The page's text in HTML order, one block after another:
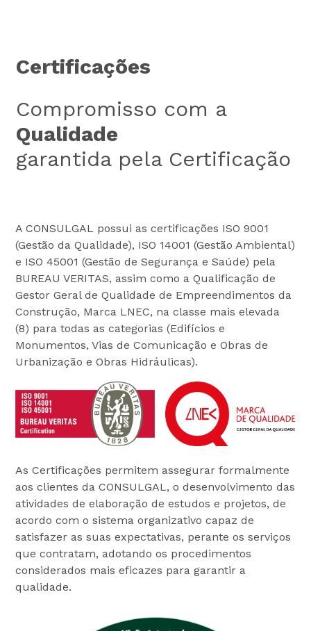
Certificações
Compromisso com a
Qualidade
garantida pela Certificação
A CONSULGAL possui as certificações ISO 9001
(Gestão da Qualidade), ISO 14001 (Gestão Ambiental)
e ISO 45001 (Gestão de Segurança e Saúde) pela
BUREAU VERITAS, assim como a Qualificação de
Gestor Geral de Qualidade de Empreendimentos da
Construção, Marca LNEC, na classe mais elevada
(8) para todas as categorias (Edifícios e
Monumentos, Vias de Comunicação e Obras de
Urbanização e Obras Hidráulicas).
As Certificações permitem assegurar formalmente
aos clientes da CONSULGAL, o desenvolvimento das
atividades de elaboração de estudos e projetos, de
acordo com o sistema organizativo capaz de
satisfazer as suas expectativas, perante os serviços
que contratam, adotando os procedimentos
considerados mais eficazes para garantir a
qualidade.